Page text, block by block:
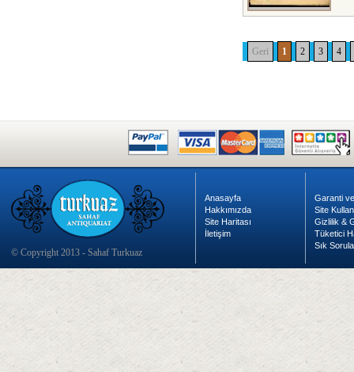
Geri 1 2 3 4
© Copyright 2013 - Sahaf Turkuaz
Anasayfa
Hakkımızda
Site Haritası
İletişim
Garanti
Site
Gizlilik &
Tüketici
Sık